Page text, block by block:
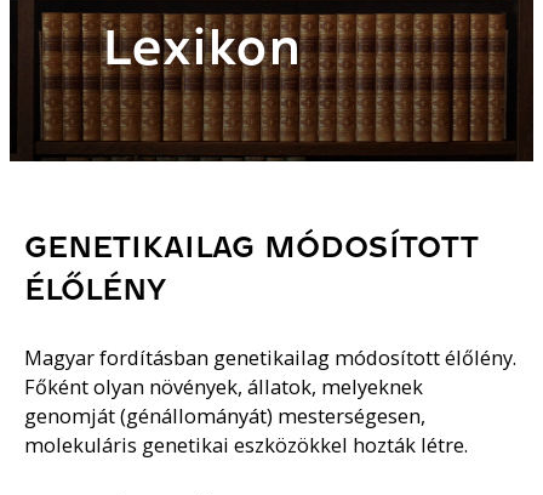
Lexikon
GENETIKAILAG MÓDOSÍTOTT
ÉLŐLÉNY
Magyar fordításban genetikailag módosított élőlény.
Főként olyan növények, állatok, melyeknek
genomját (génállományát) mesterségesen,
molekuláris genetikai eszközökkel hozták létre.